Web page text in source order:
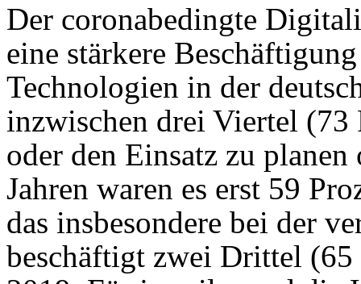
Der coronabedingte
eine stärkere
Technologien in der
inzwischen drei Viertel (73
oder den Einsatz zu
Jahren waren es erst 59
das insbesondere bei der
beschäftigt zwei Drittel (65